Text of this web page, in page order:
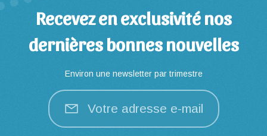
Recevez en exclusivité nos
dernières bonnes nouvelles
Environ une newsletter par trimestre
Votre adresse e-mail